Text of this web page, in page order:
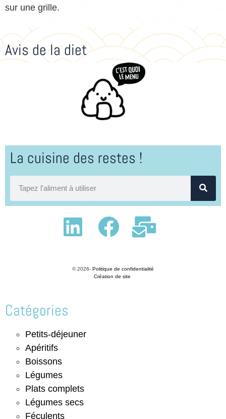
sur une grille.
Avis de la diet
Catégories
Petits-déjeuner
Apéritifs
Boissons
Légumes
Plats complets
Légumes secs
Féculents
La cuisine des restes !
© 2026- Politique de confidentialité
Création de site